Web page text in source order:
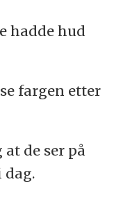
hadde hud
fargen etter
at de ser på